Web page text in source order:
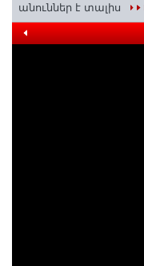
անուններ է տալիս